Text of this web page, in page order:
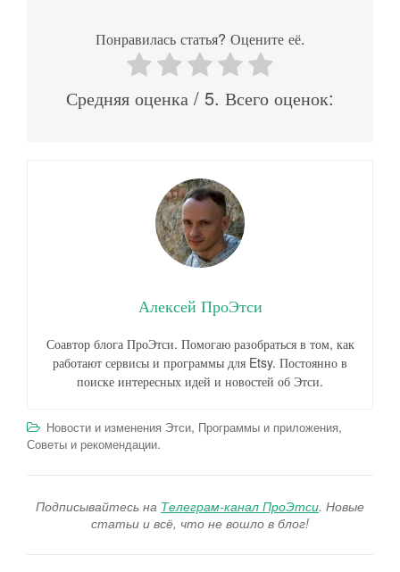
Понравилась статья? Оцените её.
Средняя оценка / 5. Всего оценок:
Алексей ПроЭтси
Соавтор блога ПроЭтси. Помогаю разобраться в том, как
работают сервисы и программы для Etsy. Постоянно в
поиске интересных идей и новостей об Этси.
Новости и изменения Этси, Программы и приложения,
Советы и рекомендации.
Подписывайтесь на Телеграм-канал ПроЭтси. Новые
статьи и всё, что не вошло в блог!